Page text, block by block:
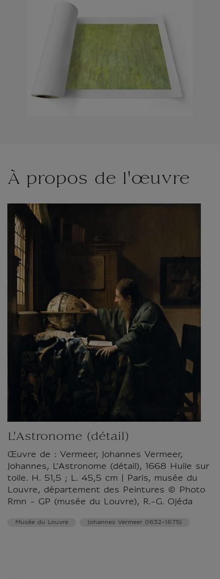
À propos de l'œuvre
L'Astronome (détail)
Œuvre de : Vermeer, Johannes Vermeer,
Johannes, L'Astronome (détail), 1668 Huile sur
toile. H. 51,5 ; L. 45,5 cm | Paris, musée du
Louvre, département des Peintures © Photo
Rmn - GP (musée du Louvre), R.-G. Ojéda
Musée du Louvre Johannes Vermeer (1632-1675)